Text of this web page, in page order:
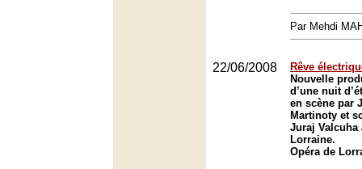
Par Mehdi
22/06/2008
Rêve
Nouvelle
d’une nuit
en scène par
Martinoty et
Juraj Valcuha
Lorraine.
Opéra de